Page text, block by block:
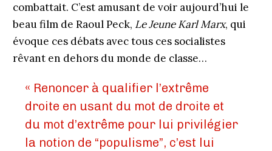
combattait. C’est amusant de voir aujourd’hui le
beau film de Raoul Peck, Le Jeune Karl Marx, qui
évoque ces débats avec tous ces socialistes
rêvant en dehors du monde de classe…
« Renoncer à qualifier l’extrême
droite en usant du mot de droite et
du mot d’extrême pour lui privilégier
la notion de “populisme”, c’est lui